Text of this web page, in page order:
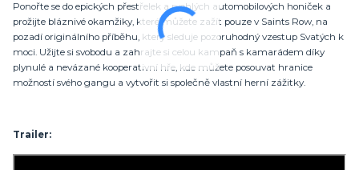
Ponořte se do epických přestřelek a rychlých automobilových honiček a
prožijte bláznivé okamžiky, které můžete zažít pouze v Saints Row, na
pozadí originálního příběhu, který sleduje pozoruhodný vzestup Svatých k
moci. Užijte si svobodu a zahrajte si celou kampaň s kamarádem díky
plynulé a nevázané kooperativní hře, kde můžete posouvat hranice
možností svého gangu a vytvořit si společně vlastní herní zážitky.
Trailer: